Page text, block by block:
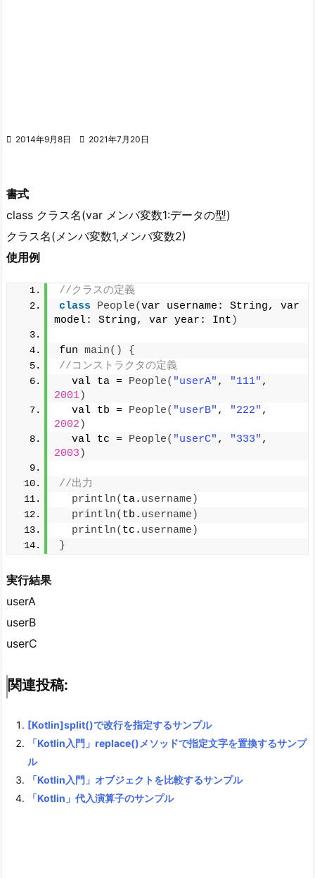
 2014年9月8日  2021年7月20日
書式
class クラス名(var メンバ変数1:データの型)
クラス名(メンバ変数1,メンバ変数2)
使用例
//クラスの定義
class
People(var username: String, var
model: String, var year: Int )
fun main()
{
//コンストラクタの定義
  val ta =
People( "userA" , "111"
2001)
  val tb =
People( "userB" , "222"
2002 )
  val tc =
People( "userC" , "333"
2003 )
//出力
println( ta. username )
println( tb. username )
println( tc. username )
}
実行結果
userA
userB
userC
関連投稿:
[Kotlin]split()で改行を指定するサンプル
「Kotlin入門」replace()メソッドで指定文字を置換するサンプ
ル
「Kotlin入門」オブジェクトを比較するサンプル
「Kotlin」代入演算子のサンプル